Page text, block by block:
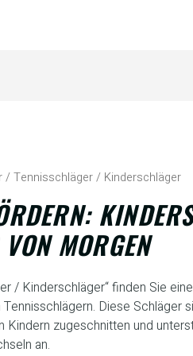
/ Tennisschläger / Kinderschläger
MORGEN
/ Kinderschläger“ finden Sie
Diese Schläger
Kindern zugeschnitten und
an.